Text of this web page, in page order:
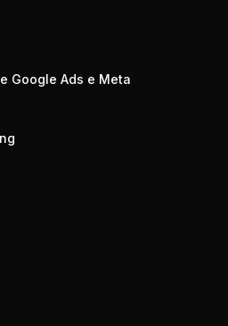
Google Ads e Meta